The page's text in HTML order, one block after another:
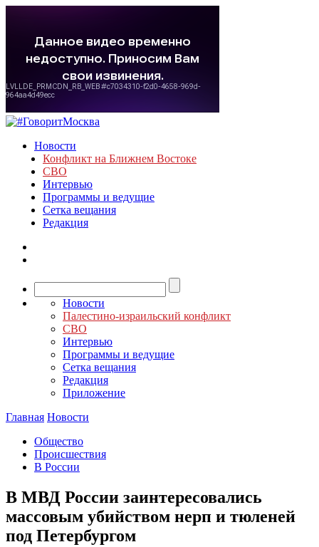
Новости
Конфликт на Ближнем Востоке
СВО
Интервью
Программы и ведущие
Сетка вещания
Редакция
Новости
Палестино-израильский конфликт
СВО
Интервью
Программы и ведущие
Сетка вещания
Редакция
Приложение
Главная Новости
Общество
Происшествия
В России
В МВД России заинтересовались
массовым убийством нерп и тюленей
под Петербургом